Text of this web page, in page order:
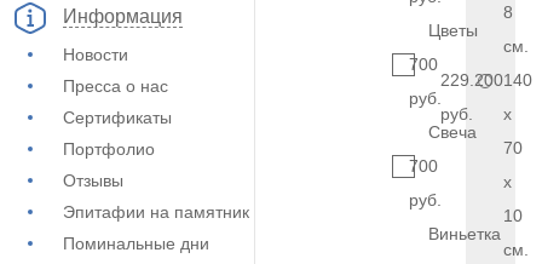
Информация
Новости
Пресса о нас
Сертификаты
Портфолио
Отзывы
Эпитафии на памятник
Поминальные дни
Цветы
700
руб.
Свеча
700
руб.
Виньетка
8
см.
229.200
руб.
140
x
70
x
10
см.